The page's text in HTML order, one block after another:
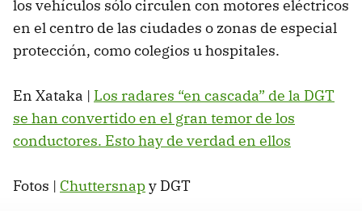
los vehículos sólo circulen con motores eléctricos
en el centro de las ciudades o zonas de especial
protección, como colegios u hospitales.
En Xataka | Los radares “en cascada” de la DGT
se han convertido en el gran temor de los
conductores. Esto hay de verdad en ellos
Fotos | Chuttersnapy DGT